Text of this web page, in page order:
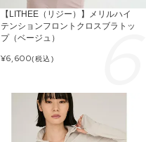
【LITHEE（リジー）】メリルハイ
テンションフロントクロスブラトッ
プ（ベージュ）
¥6,600(税込)